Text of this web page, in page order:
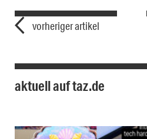
vorheriger artikel
aktuell auf taz.de